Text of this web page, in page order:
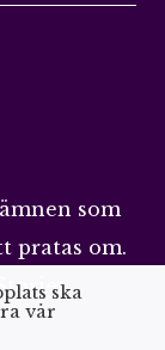
som
pratas om.
ska
vår